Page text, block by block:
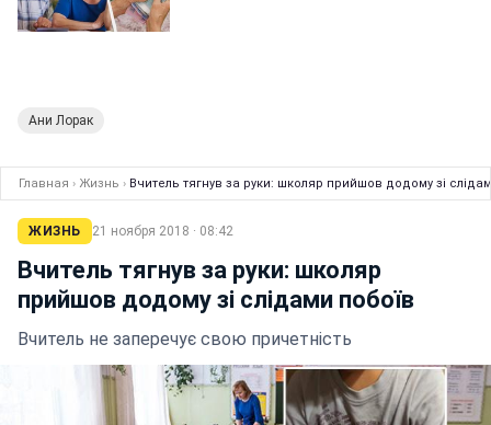
Ани Лорак
Главная › Жизнь › Вчитель тягнув за руки: школяр прийшов додому зі
ЖИЗНЬ 21 ноября 2018 · 08:42
Вчитель тягнув за руки: школяр
прийшов додому зі слідами побоїв
Вчитель не заперечує свою причетність